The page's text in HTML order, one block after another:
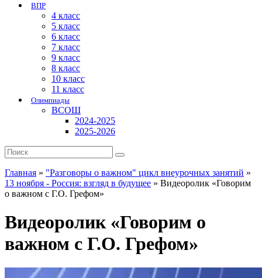
ВПР
4 класс
5 класс
6 класс
7 класс
9 класс
8 класс
10 класс
11 класс
Олимпиады
ВСОШ
2024-2025
2025-2026
Главная » "Разговоры о важном" цикл внеурочных занятий »
13 ноября - Россия: взгляд в будущее » Видеоролик «Говорим
о важном с Г.О. Грефом»
Видеоролик «Говорим о
важном с Г.О. Грефом»